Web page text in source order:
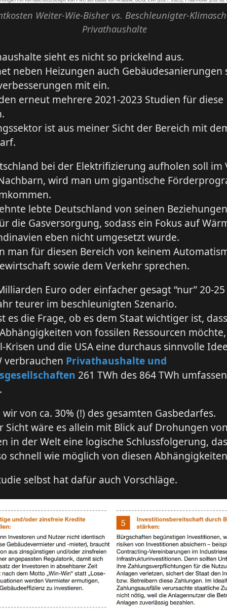
Weiter-Wie-Bisher vs. Beschleunigter-
Privathaushalte
sieht es nicht so prickelnd aus.
neben Heizungen auch Gebäudesanierungen
mit ein.
erneut mehrere 2021-2023 Studien für diese
ist aus meiner Sicht der Bereich mit
bei der Elektrifizierung aufholen soll im
wird man um gigantische
lebte Deutschland von seinen
die Gasversorgung, sodass ein Fokus auf
eben nicht umgesetzt wurde.
man für diesen Bereich von keinem
sowie dem Verkehr sprechen.
Euro oder einfacher gesagt “nur” 20-
teurer im beschleunigten Szenario.
es die Frage, ob es dem Staat wichtiger ist,
von fossilen Ressourcen
Krisen und die USA eine durchaus sinnvolle
verbrauchen Privathaushalte und
261 TWh des 864 TWh
von ca. 30% (!) des gesamten Gasbedarfes.
Sicht wäre es allein mit Blick auf Drohungen
in der Welt eine logische Schlussfolgerung,
schnell wie möglich von diesen
selbst hat dafür auch Vorschläge.